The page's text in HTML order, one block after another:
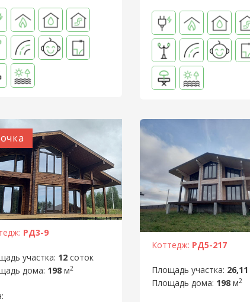
РД3-9
участка: 12 соток
дома: 198 м2
Коттедж: РД5-217
Площадь участка: 26,11
Площадь дома: 198 м2